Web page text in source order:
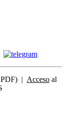
| Acceso al